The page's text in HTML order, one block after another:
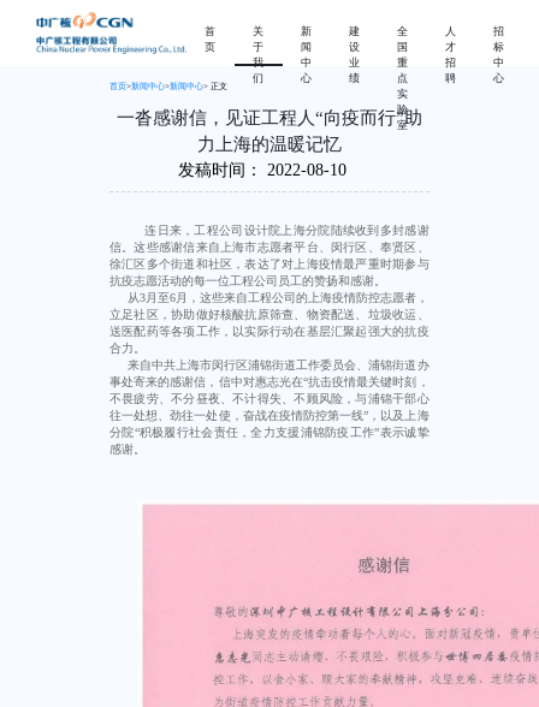
首
页
关
于
我
们
新
闻
中
心
建
设
业
绩
全
国
重
点
实
验
室
人
才
招
聘
招
标
中
心
首页>新闻中心>新闻中心> 正文
一沓感谢信，见证工程人“向疫而行”助
力上海的温暖记忆
发稿时间： 2022-08-10
连日来，工程公司设计院上海分院陆续收到多封感谢
信。这些感谢信来自上海市志愿者平台、闵行区、奉贤区、
徐汇区多个街道和社区，表达了对上海疫情最严重时期参与
抗疫志愿活动的每一位工程公司员工的赞扬和感谢。
从3月至6月，这些来自工程公司的上海疫情防控志愿者，
立足社区，协助做好核酸抗原筛查、物资配送、垃圾收运、
送医配药等各项工作，以实际行动在基层汇聚起强大的抗疫
合力。
来自中共上海市闵行区浦锦街道工作委员会、浦锦街道办
事处寄来的感谢信，信中对惠志光在“抗击疫情最关键时刻，
不畏疲劳、不分昼夜、不计得失、不顾风险，与浦锦干部心
往一处想、劲往一处使，奋战在疫情防控第一线”，以及上海
分院“积极履行社会责任，全力支援浦锦防疫工作”表示诚挚
感谢。